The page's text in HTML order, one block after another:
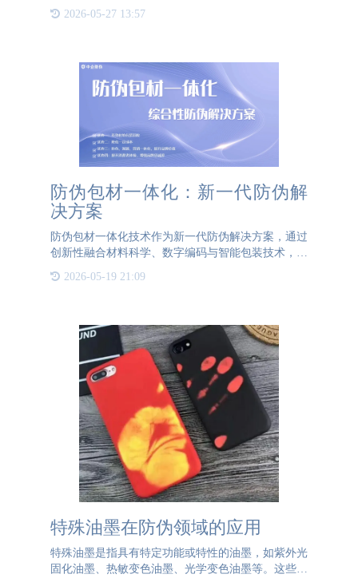
通过扫描或识别防伪标签上的信息来验证产品的真
2026-05-27 13:57
防伪包材一体化：新一代防伪解
决方案
防伪包材一体化技术作为新一代防伪解决方案，通过
创新性融合材料科学、数字编码与智能包装技术，构
大维度：一、防伪效能革命性升级采用"材料-结构-
2026-05-19 21:09
特殊油墨在防伪领域的应用
特殊油墨是指具有特定功能或特性的油墨，如紫外光
固化油墨、热敏变色油墨、光学变色油墨等。这些油